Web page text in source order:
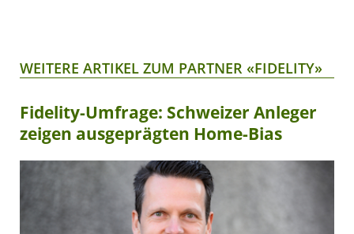
WEITERE ARTIKEL ZUM PARTNER «FIDELITY»
Fidelity-Umfrage: Schweizer Anleger
zeigen ausgeprägten Home-Bias